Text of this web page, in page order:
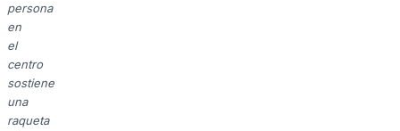
persona
en
el
centro
sostiene
una
raqueta